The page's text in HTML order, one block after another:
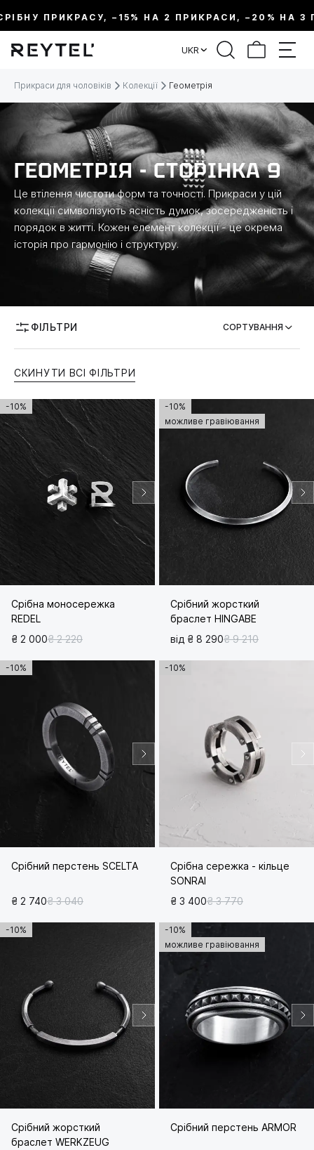
ПРИКРАСУ, –15% НА 2 ПРИКРАСИ, –20% НА 3
UKR
Прикраси для чоловіків Колекції Геометрія
ГЕОМЕТРІЯ - СТОРІНКА 9
Це втілення чистоти форм та точності. Прикраси у цій
колекції символізують ясність думок, зосередженість і
порядок в житті. Кожен елемент колекції - це окрема
історія про гармонію і структуру.
ФІЛЬТРИ
ФІЛЬТР
МЕТАЛ
ВИД ПРИКРАСИ
КОЛЕКЦІЇ
РОЗМІР
СОРТУВАННЯ
СКИНУТИ ВСІ ФІЛЬТРИ
-10%
Срібна моносережка
REDEL
₴ 2 000₴ 2 220
-10%
можливе гравіювання
Срібний жорсткий
браслет HINGABE
від ₴ 8 290₴ 9 210
-10%
Срібний перстень SCELTA
₴ 2 740₴ 3 040
-10%
Срібна сережка - кільце
SONRAI
₴ 3 400₴ 3 770
-10%
Срібний жорсткий
браслет WERKZEUG
-10%
можливе гравіювання
Срібний перстень ARMOR